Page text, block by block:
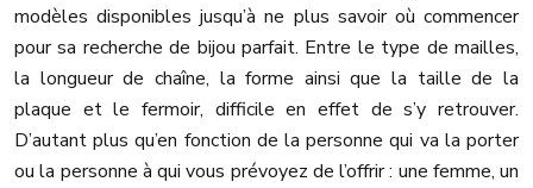
modèles disponibles jusqu’à ne plus savoir où commencer
pour sa recherche de bijou parfait. Entre le type de mailles,
la longueur de chaîne, la forme ainsi que la taille de la
plaque et le fermoir, difficile en effet de s’y retrouver.
D’autant plus qu’en fonction de la personne qui va la porter
ou la personne à qui vous prévoyez de l’offrir : une femme, un